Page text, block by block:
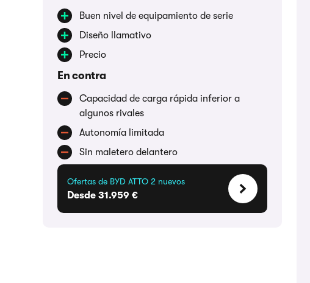
Buen nivel de equipamiento de serie
Diseño llamativo
Precio
En contra
Capacidad de carga rápida inferior a
algunos rivales
Autonomía limitada
Sin maletero delantero
Ofertas de BYD ATTO 2 nuevos
Desde 31.959 €